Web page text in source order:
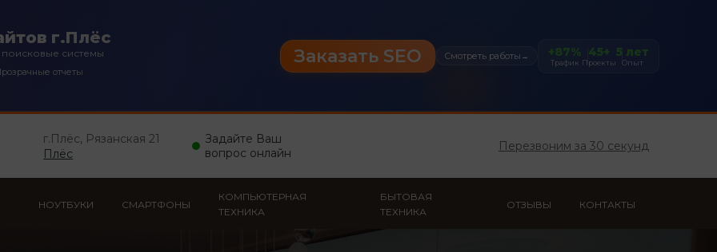
г.Плёс
системы
отчеты
Заказать SEO Смотреть работы → +87%
Трафик
45+
Проекты
5 лет
Опыт
г.Плёс, Рязанская 21
Плёс
Задайте Ваш
вопрос онлайн
Перезвоним за 30 секунд
НОУТБУКИ СМАРТФОНЫ
КОМПЬЮТЕРНАЯ
ТЕХНИКА
БЫТОВАЯ
ТЕХНИКА
ОТЗЫВЫ КОНТАКТЫ